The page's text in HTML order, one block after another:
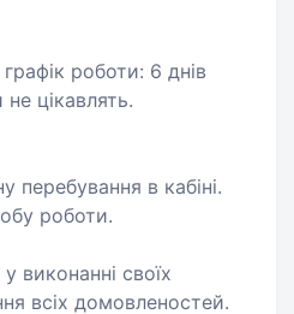
роботи: 6 днів
не цікавлять.
перебування в кабіні.
роботи.
виконанні своїх
всіх домовленостей.